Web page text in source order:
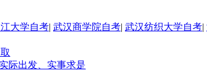
大学自考| 武汉商学院自考| 武汉纺织大学自考|
际出发、实事求是